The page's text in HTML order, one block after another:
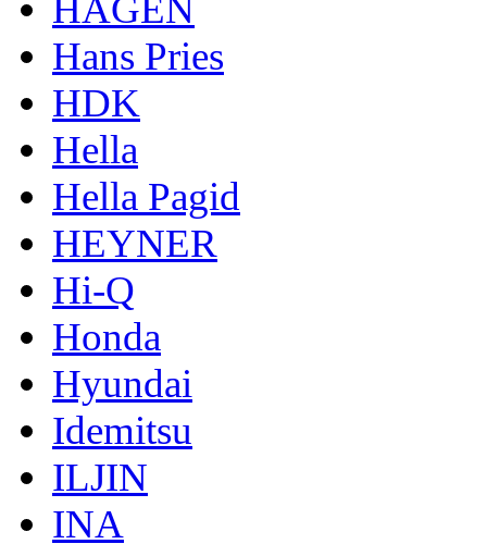
HAGEN
Hans Pries
HDK
Hella
Hella Pagid
HEYNER
Hi-Q
Honda
Hyundai
Idemitsu
ILJIN
INA